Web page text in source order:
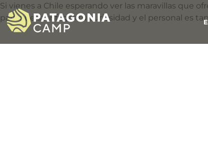
Si vienes a Chile esperando ver las maravillas que
para que satisfagas tu curiosidad y el personal es